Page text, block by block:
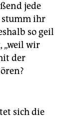
jede
ihr
so geil
„weil wir
der
sich die